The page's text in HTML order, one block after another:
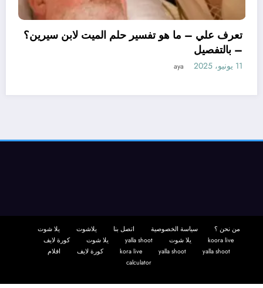
تعرف علي – ما هو
سيرين لتفسير حلم
سياسة الخصوصية اتصل بنا
yalla shoot
yalla shoot
kora live كورة لايف افلام